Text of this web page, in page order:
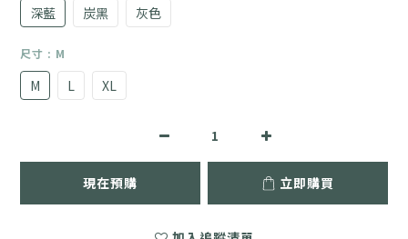
深藍 炭黑 灰色
尺寸 : M
M L XL
現在預購 立即購買